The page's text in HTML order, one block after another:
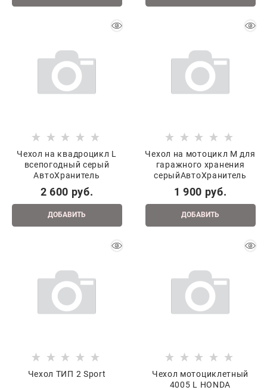
Чехол на квадроцикл L
всепогодный серый
АвтоХранитель
2 600 руб.
ДОБАВИТЬ
Чехол на мотоцикл M для
гаражного хранения
серыйАвтоХранитель
1 900 руб.
ДОБАВИТЬ
Чехол ТИП 2 Sport
Чехол мотоциклетный
4005 L HONDA